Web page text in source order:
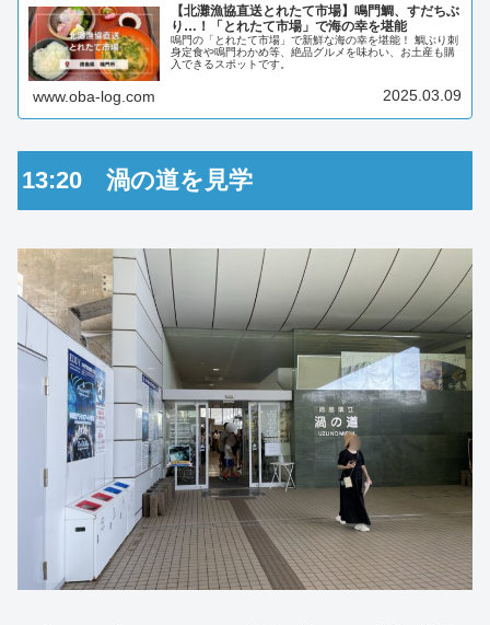
【北灘漁協直送とれたて市場】鳴門鯛、すだちぶ
り…！「とれたて市場」で海の幸を堪能
鳴門の「とれたて市場」で新鮮な海の幸を堪能！ 鯛ぶり刺
身定食や鳴門わかめ等、絶品グルメを味わい、お土産も購
入できるスポットです。
www.oba-log.com 2025.03.09
13:20 渦の道を見学